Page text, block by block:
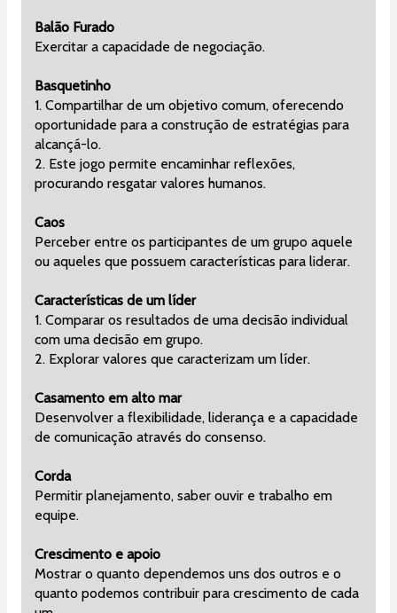
Balão Furado
Exercitar a capacidade de negociação.
Basquetinho
1. Compartilhar de um objetivo comum, oferecendo
oportunidade para a construção de estratégias para
alcançá-lo.
2. Este jogo permite encaminhar reflexões,
procurando resgatar valores humanos.
Caos
Perceber entre os participantes de um grupo aquele
ou aqueles que possuem características para liderar.
Características de um líder
1. Comparar os resultados de uma decisão individual
com uma decisão em grupo.
2. Explorar valores que caracterizam um líder.
Casamento em alto mar
Desenvolver a flexibilidade, liderança e a capacidade
de comunicação através do consenso.
Corda
Permitir planejamento, saber ouvir e trabalho em
equipe.
Crescimento e apoio
Mostrar o quanto dependemos uns dos outros e o
quanto podemos contribuir para crescimento de cada